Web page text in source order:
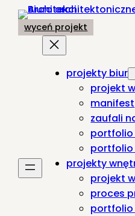
Przejdź
wyceń projekt
projekty biur
projekt
manifest
zaufali
portfolio
projekty
projekt
proces
portfolio